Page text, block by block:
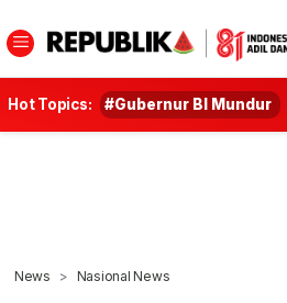
Hot Topics: #Gubernur BI Mundur
News Nasional News